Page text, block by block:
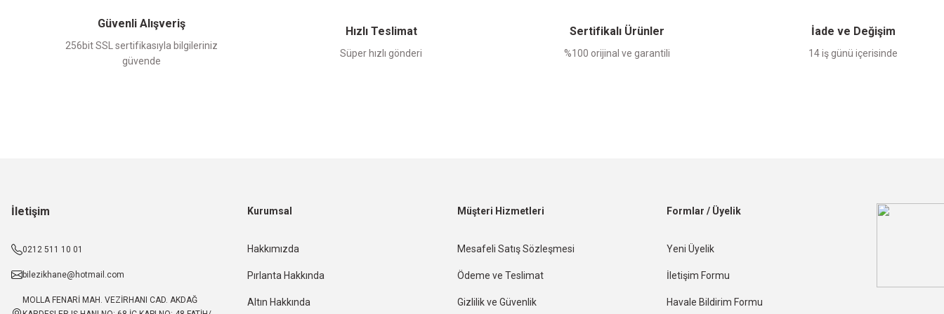
Güvenli Alışveriş
256bit SSL sertifikasıyla bilgileriniz
güvende
Hızlı Teslimat
Süper hızlı gönderi
Sertifikalı Ürünler
%100 orijinal ve garantili
İade ve Değişim
14 iş günü içerisinde
İletişim
0212 511 10 01
bilezikhane@hotmail.com
MOLLA FENARİ MAH. VEZİRHANI CAD. AKDAĞ
Kurumsal
Hakkımızda
Pırlanta Hakkında
Altın Hakkında
Müşteri Hizmetleri
Mesafeli Satış Sözleşmesi
Ödeme ve Teslimat
Gizlilik ve Güvenlik
Formlar / Üyelik
Yeni Üyelik
İletişim Formu
Havale Bildirim Formu